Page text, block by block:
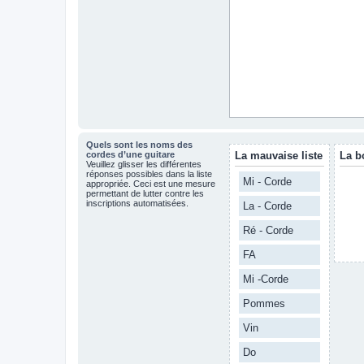
Quels sont les noms des
cordes d’une guitare
Veuillez glisser les différentes
réponses possibles dans la liste
appropriée. Ceci est une mesure
permettant de lutter contre les
inscriptions automatisées.
La mauvaise liste
Mi - Corde
La - Corde
Ré - Corde
FA
Mi -Corde
Pommes
Vin
Do
La